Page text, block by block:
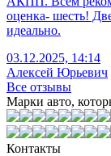
оценка- шесть!
идеально.
03.12.2025, 14:14
Алексей Юрьевич
Все отзывы
Марки авто,
Контакты